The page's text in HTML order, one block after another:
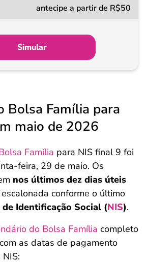
antecipe a partir de R$50
Simular
Bolsa Família para
maio de 2026
Família para NIS final 9 foi
feira, 29 de maio. Os
nos últimos dez dias úteis
conforme o último
de Identificação Social (NIS).
do Bolsa Família completo
as datas de pagamento